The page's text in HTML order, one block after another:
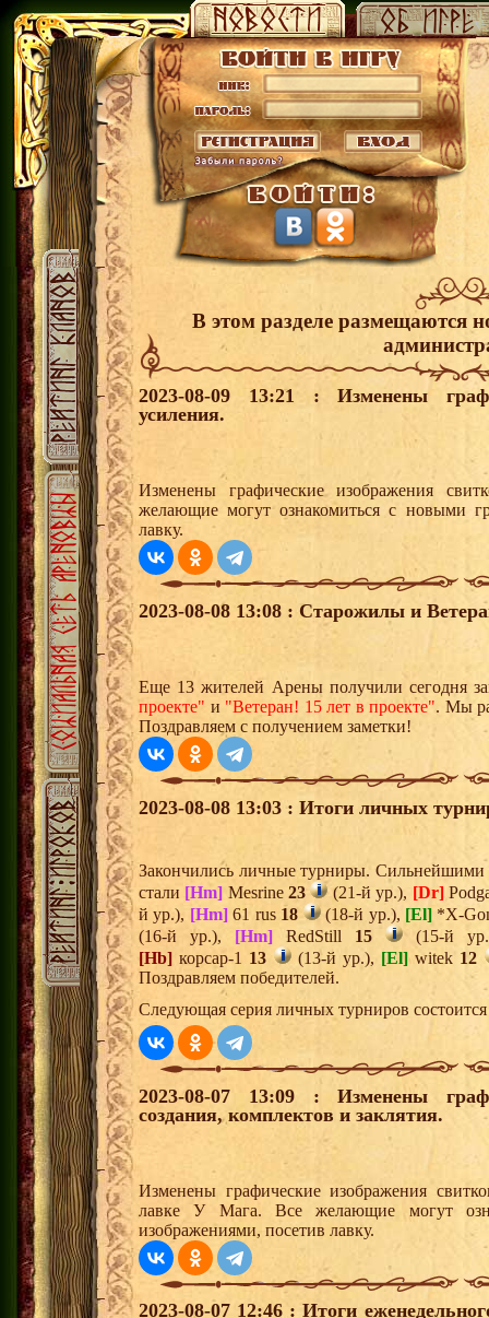
В этом разделе размещаются
2023-08-09 13:21 : Изменены
усиления.
Изменены графические изображения
желающие могут ознакомиться с новыми
лавку.
2023-08-08 13:08 : Старожилы и
Еще 13 жителей Арены получили сегодня
проекте" и "Ветеран! 15 лет в проекте". Мы
Поздравляем с получением заметки!
2023-08-08 13:03 : Итоги личных
Закончились личные турниры. Сильнейшими
стали [Hm] Mesrine23 (21-й ур.), [Dr]
й ур.), [Hm]61 rus 18 (18-й ур.), [El] *X-
(16-й ур.), [Hm] RedStill 15
(15-й
[Hb] корсар-1 13 (13-й ур.), [El] witek 12
Поздравляем победителей.
Следующая серия личных турниров состоится
2023-08-07 13:09 : Изменены
создания, комплектов и заклятия.
Изменены графические изображения
лавке У Мага. Все желающие могут
изображениями, посетив лавку.
2023-08-07 12:46 : Итоги